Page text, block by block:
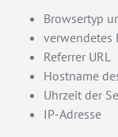
Browsertyp
verwendetes
Referrer URL
Hostname
Uhrzeit der
IP-Adresse